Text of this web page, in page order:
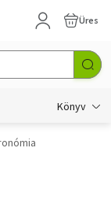
Üres
Könyv